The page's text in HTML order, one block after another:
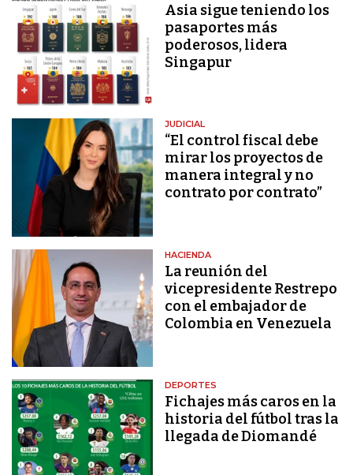
Asia sigue teniendo los
pasaportes más
poderosos, lidera
Singapur
JUDICIAL
“El control fiscal debe
mirar los proyectos de
manera integral y no
contrato por contrato”
HACIENDA
La reunión del
vicepresidente Restrepo
con el embajador de
Colombia en Venezuela
DEPORTES
Fichajes más caros en la
historia del fútbol tras la
llegada de Diomandé